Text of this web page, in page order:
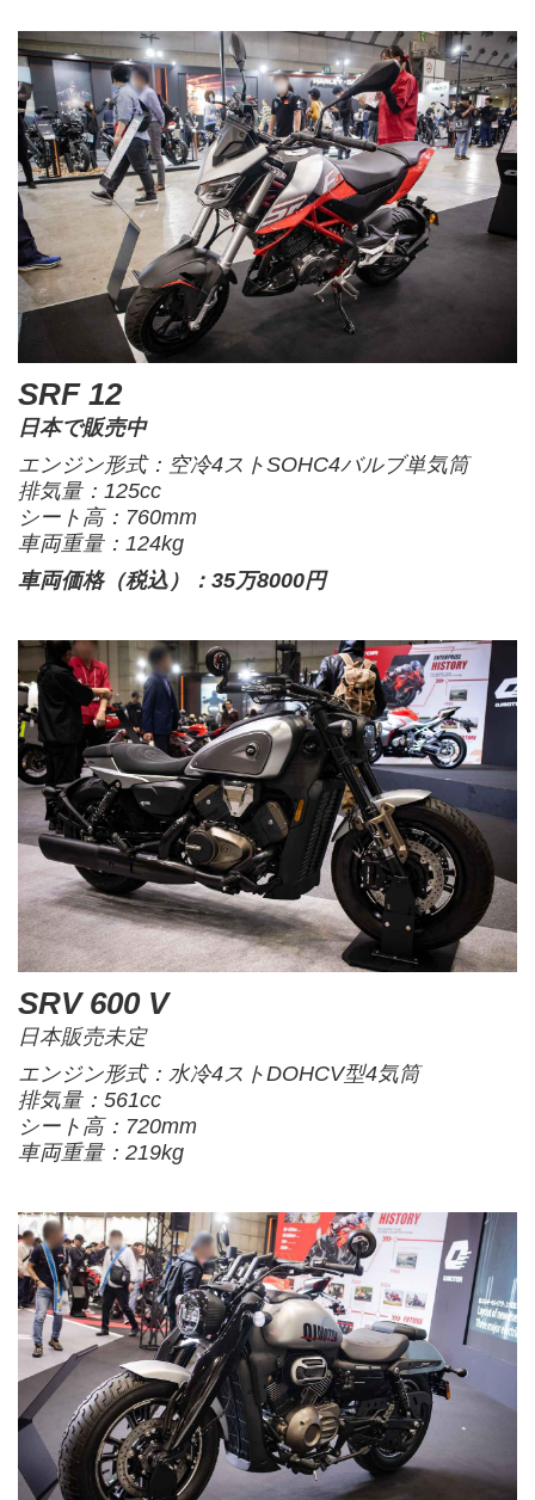
SRF 12
日本で販売中
エンジン形式：空冷4ストSOHC4バルブ単気筒
排気量：125cc
シート高：760mm
車両重量：124kg
車両価格（税込）：35万8000円
SRV 600 V
日本販売未定
エンジン形式：水冷4ストDOHCV型4気筒
排気量：561cc
シート高：720mm
車両重量：219kg